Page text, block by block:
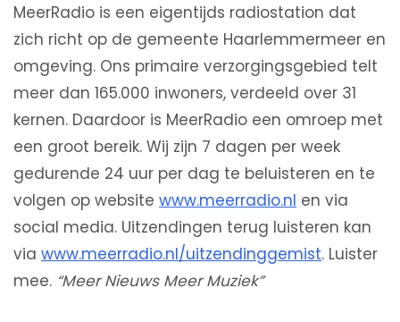
MeerRadio is een eigentijds radiostation dat
zich richt op de gemeente Haarlemmermeer en
omgeving. Ons primaire verzorgingsgebied telt
meer dan 165.000 inwoners, verdeeld over 31
kernen. Daardoor is MeerRadio een omroep met
een groot bereik. Wij zijn 7 dagen per week
gedurende 24 uur per dag te beluisteren en te
volgen op website www.meerradio.nl en via
social media. Uitzendingen terug luisteren kan
via www.meerradio.nl/uitzendinggemist. Luister
mee. “Meer Nieuws Meer Muziek”